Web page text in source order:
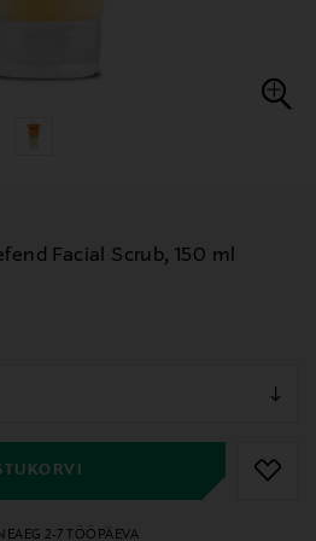
Facial Scrub, 150 ml
2-7 TÖÖPÄEVA